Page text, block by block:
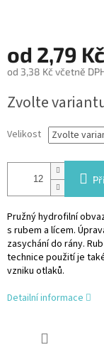
od 2,79 Kč
od 3,38 Kčvčetně
cena:
Zvolte
Velikost
Pružný hydrofilní
s rubem a lícem.
zasychání do rány.
technice použití je
vzniku otlaků.
Detailní informace